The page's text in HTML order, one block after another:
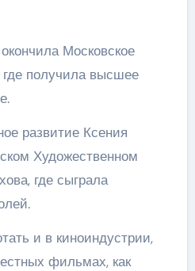
Московское
получила высшее
развитие Ксения
Художественном
где сыграла
и в киноиндустрии,
фильмах, как